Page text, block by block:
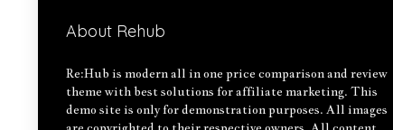
About Rehub
Re:Hub is modern all in one price comparison and review
theme with best solutions for affiliate marketing. This
demo site is only for demonstration purposes. All images